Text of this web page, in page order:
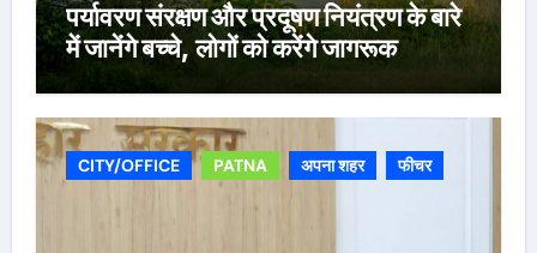
पर्यावरण संरक्षण और प्रदूषण नियंत्रण के बारे
में जानेंगे बच्चे, लोगों को करेंगे जागरूक
CITY/OFFICE PATNA अपना शहर फीचर